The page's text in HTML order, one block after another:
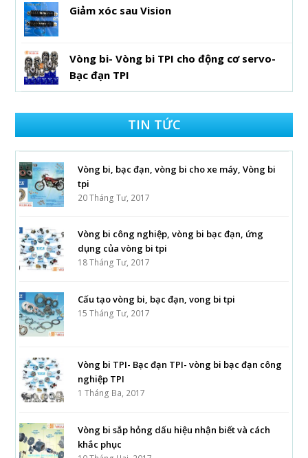
Giảm xóc sau Vision
Vòng bi- Vòng bi TPI cho động cơ servo-
Bạc đạn TPI
TIN TỨC
Vòng bi, bạc đạn, vòng bi cho xe máy, Vòng bi
tpi
20 Tháng Tư, 2017
Vòng bi công nghiệp, vòng bi bạc đạn, ứng
dụng của vòng bi tpi
18 Tháng Tư, 2017
Cấu tạo vòng bi, bạc đạn, vong bi tpi
15 Tháng Tư, 2017
Vòng bi TPI- Bạc đạn TPI- vòng bi bạc đạn công
nghiệp TPI
1 Tháng Ba, 2017
Vòng bi sắp hỏng dấu hiệu nhận biết và cách
khắc phục